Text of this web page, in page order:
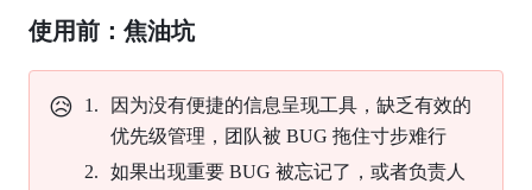
使用前：焦油坑
😥
因为没有便捷的信息呈现工具，缺乏有效的
优先级管理，团队被 BUG 拖住寸步难行
如果出现重要 BUG 被忘记了，或者负责人